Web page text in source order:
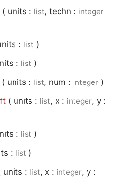
( units : list, techn : integer
: list )
: list )
( units : list, num : integer )
( units : list, x : integer, y :
: list )
: list )
units : list, x : integer, y :